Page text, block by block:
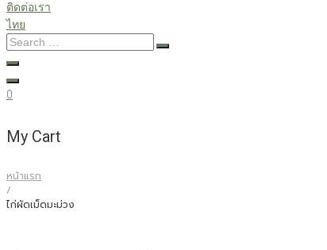
ติดต่อเรา
ไทย
Search
…
0
My Cart
หน้าแรก
/
ไก่ผัดเม็ดมะม่วง